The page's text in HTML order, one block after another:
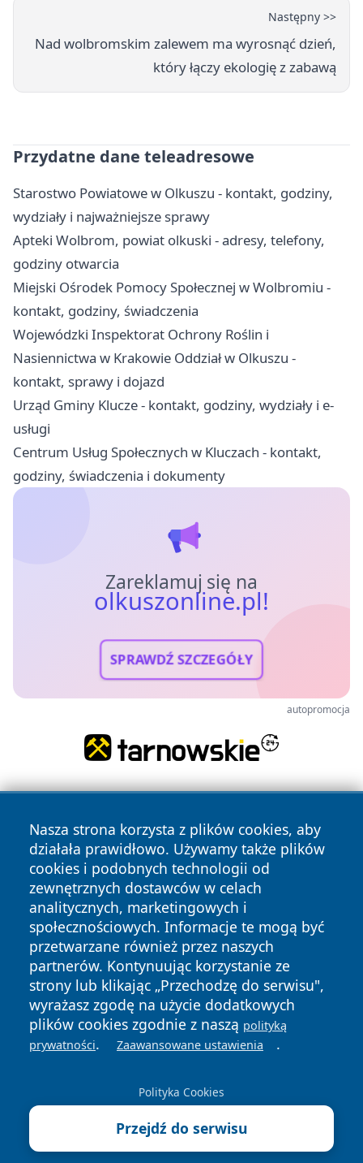
Następny >>
Nad wolbromskim zalewem ma wyrosnąć dzień,
który łączy ekologię z zabawą
Przydatne dane teleadresowe
Starostwo Powiatowe w Olkuszu - kontakt, godziny,
wydziały i najważniejsze sprawy
Apteki Wolbrom, powiat olkuski - adresy, telefony,
godziny otwarcia
Miejski Ośrodek Pomocy Społecznej w Wolbromiu -
kontakt, godziny, świadczenia
Wojewódzki Inspektorat Ochrony Roślin i
Nasiennictwa w Krakowie Oddział w Olkuszu -
kontakt, sprawy i dojazd
Urząd Gminy Klucze - kontakt, godziny, wydziały i e-
usługi
Centrum Usług Społecznych w Kluczach - kontakt,
godziny, świadczenia i dokumenty
Zareklamuj się na
olkuszonline.pl!
SPRAWDŹ SZCZEGÓŁY
autopromocja
Nasza strona korzysta z plików cookies, aby
działała prawidłowo. Używamy także plików
cookies i podobnych technologii od
zewnętrznych dostawców w celach
analitycznych, marketingowych i
społecznościowych. Informacje te mogą być
przetwarzane również przez naszych
partnerów. Kontynuując korzystanie ze
strony lub klikając „Przechodzę do serwisu",
wyrażasz zgodę na użycie dodatkowych
plików cookies zgodnie z naszą polityką
prywatności. Zaawansowane ustawienia .
Polityka Cookies
Przejdź do serwisu
Copyright © 2026 olkuszonline.pl Wszystkie prawa
zastrzeżone.
News Autorzy
Polityka
Prywatności
Polityka
Cookies